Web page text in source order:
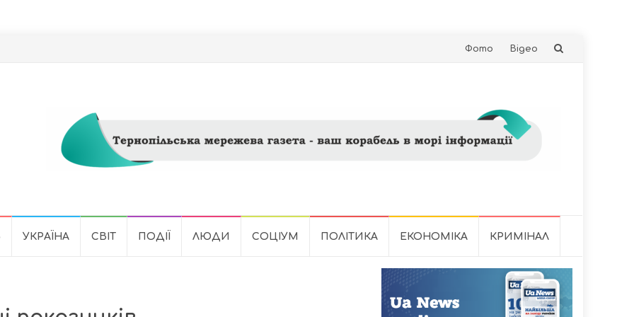
Skip
Фото Відео
УКРАЇНА СВІТ ПОДІЇ ЛЮДИ СОЦІУМ ПОЛІТИКА ЕКОНОМІКА КРИМІНАЛ